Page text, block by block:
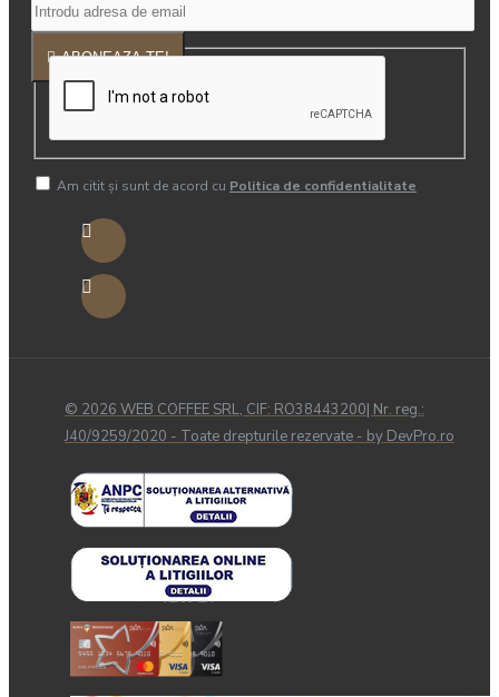
ABONEAZA-TE!
Am citit şi sunt de acord cu Politica de confidentialitate
© 2026 WEB COFFEE SRL, CIF: RO38443200| Nr. reg.:
J40/9259/2020 - Toate drepturile rezervate - by DevPro.ro